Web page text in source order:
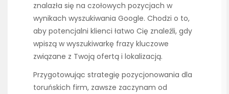
znalazła się na czołowych pozycjach w
wynikach wyszukiwania Google. Chodzi o to,
aby potencjalni klienci łatwo Cię znaleźli, gdy
wpiszą w wyszukiwarkę frazy kluczowe
związane z Twoją ofertą i lokalizacją.
Przygotowując strategię pozycjonowania dla
toruńskich firm, zawsze zaczynam od